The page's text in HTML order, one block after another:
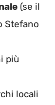
(se il
Stefano
più
locali